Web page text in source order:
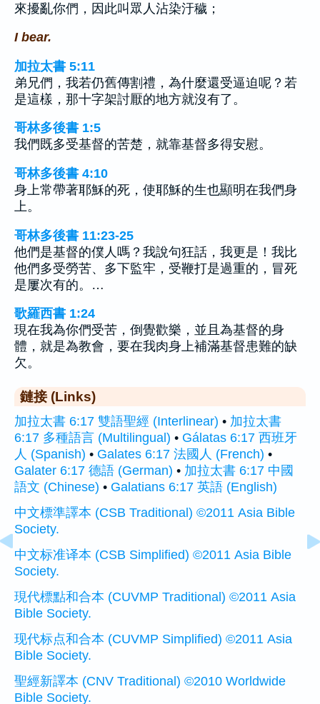
來擾亂你們，因此叫眾人沾染汙穢；
I bear.
加拉太書 5:11
弟兄們，我若仍舊傳割禮，為什麼還受逼迫呢？若
是這樣，那十字架討厭的地方就沒有了。
哥林多後書 1:5
我們既多受基督的苦楚，就靠基督多得安慰。
哥林多後書 4:10
身上常帶著耶穌的死，使耶穌的生也顯明在我們身
上。
哥林多後書 11:23-25
他們是基督的僕人嗎？我說句狂話，我更是！我比
他們多受勞苦、多下監牢，受鞭打是過重的，冒死
是屢次有的。…
歌羅西書 1:24
現在我為你們受苦，倒覺歡樂，並且為基督的身
體，就是為教會，要在我肉身上補滿基督患難的缺
欠。
鏈接 (Links)
加拉太書 6:17 雙語聖經 (Interlinear) • 加拉太書
6:17 多種語言 (Multilingual) • Gálatas 6:17 西班牙
人 (Spanish) • Galates 6:17 法國人 (French) •
Galater 6:17 德語 (German) • 加拉太書 6:17 中國
語文 (Chinese) • Galatians 6:17 英語 (English)
中文標準譯本 (CSB Traditional) ©2011 Asia Bible
Society.
中文标准译本 (CSB Simplified) ©2011 Asia Bible
Society.
現代標點和合本 (CUVMP Traditional) ©2011 Asia
Bible Society.
现代标点和合本 (CUVMP Simplified) ©2011 Asia
Bible Society.
聖經新譯本 (CNV Traditional) ©2010 Worldwide
Bible Society.